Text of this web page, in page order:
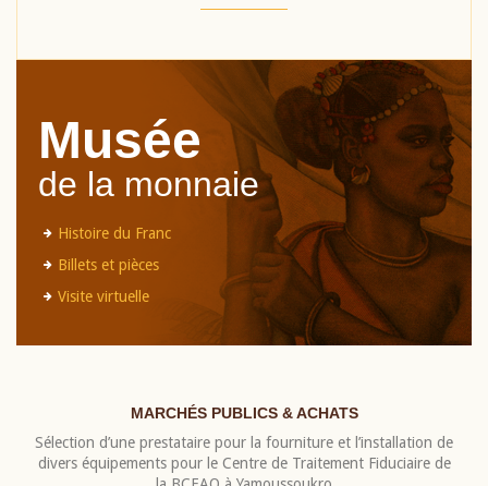
Musée
de la monnaie
Histoire du Franc
Billets et pièces
Visite virtuelle
MARCHÉS PUBLICS & ACHATS
Sélection d’une prestataire pour la fourniture et l’installation de
divers équipements pour le Centre de Traitement Fiduciaire de